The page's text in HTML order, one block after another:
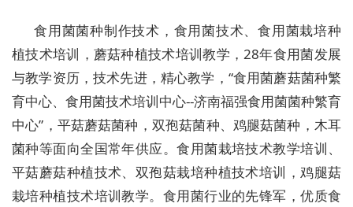
食用菌菌种制作技术，食用菌技术、食用菌栽培种
植技术培训，蘑菇种植技术培训教学，28年食用菌发展
与教学资历，技术先进，精心教学，“食用菌蘑菇菌种繁
育中心、食用菌技术培训中心--济南福强食用菌菌种繁育
中心”，平菇蘑菇菌种，双孢菇菌种、鸡腿菇菌种，木耳
菌种等面向全国常年供应。食用菌栽培技术教学培训、
平菇蘑菇种植技术、双孢菇栽培种植技术培训，鸡腿菇
栽培种植技术培训教学。食用菌行业的先锋军，优质食